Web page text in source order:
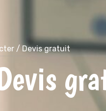
/ Devis gratuit